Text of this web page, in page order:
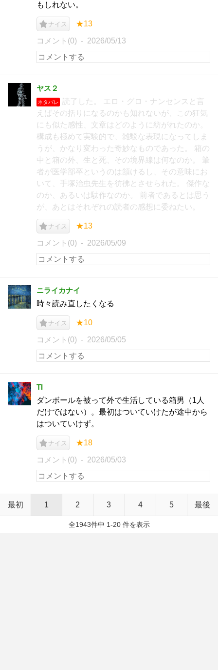
もしれない。
ナイス ★13
コメント(0) 2026/05/13
ヤス２
ネタバレ
読了した。 エロ・グロ・ナンセンスと言
えばその括りになるのかも知れないが、この狂気
にも似た感性、文章はどのように紡がれたのか。
構成も極めて実験的で、雑駁な表現になってしま
うが、かなり変わった奇妙なものであった。 箱の
中と箱の外、生と死、その境界線は何なのか。 筆
者が医学部卒というのは頷けるし、その意味にお
いて、手塚治虫先生を彷彿とさせられた。 傑作な
のか、あるいは駄作なのか。 前者であるとは思う
が、あとはそれぞれの読者の感想に委ねたい。
ナイス ★13
コメント(0) 2026/05/09
ニライカナイ
時々読み直したくなる
ナイス ★10
コメント(0) 2026/05/05
TI
ダンボールを被って外で生活している箱男（1人
だけではない）。最初はついていけたが途中から
はついていけず。
ナイス ★18
コメント(0) 2026/05/03
最初 1 2 3 4 5 最後
全1943件中 1-20 件を表示